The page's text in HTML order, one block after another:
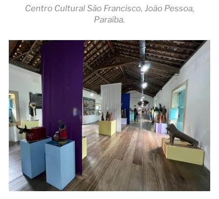
Centro Cultural São Francisco, João Pessoa,
Paraíba.